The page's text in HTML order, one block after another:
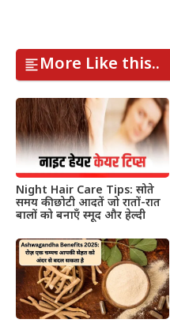
More Like this..
Night Hair Care Tips: सोते
समय की छोटी आदतें जो रातों-रात
बालों को बनाएँ स्मूद और हेल्दी